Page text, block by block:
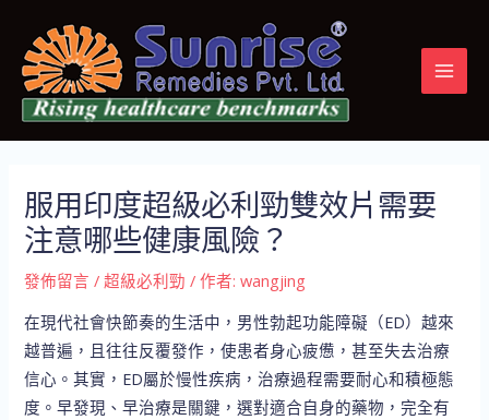
服用印度超級必利勁雙效片需要
注意哪些健康風險？
發佈留言 /超級必利勁 / 作者:wangjing
在現代社會快節奏的生活中，男性勃起功能障礙（ED）越來
越普遍，且往往反覆發作，使患者身心疲憊，甚至失去治療
信心。其實，ED屬於慢性疾病，治療過程需要耐心和積極態
度。早發現、早治療是關鍵，選對適合自身的藥物，完全有
navigation